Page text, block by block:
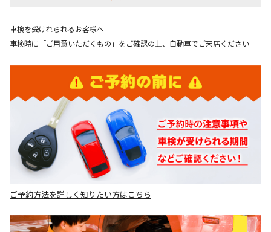
車検を受けれられるお客様へ
車検時に「ご用意いただくもの」をご確認の上、自動車でご来店ください
ご予約方法を詳しく知りたい方はこちら